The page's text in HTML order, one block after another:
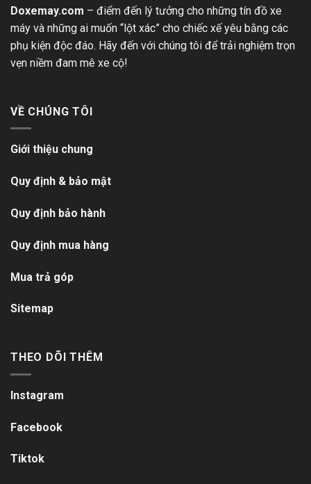
Doxemay.com – điểm đến lý tưởng cho những tín đồ xe
máy và những ai muốn “lột xác” cho chiếc xế yêu bằng các
phụ kiện độc đáo. Hãy đến với chúng tôi để trải nghiệm trọn
vẹn niềm đam mê xe cộ!
VỀ CHÚNG TÔI
Giới thiệu chung
Quy định & bảo mật
Quy định bảo hành
Quy định mua hàng
Mua trả góp
Sitemap
THEO DÕI THÊM
Instagram
Facebook
Tiktok